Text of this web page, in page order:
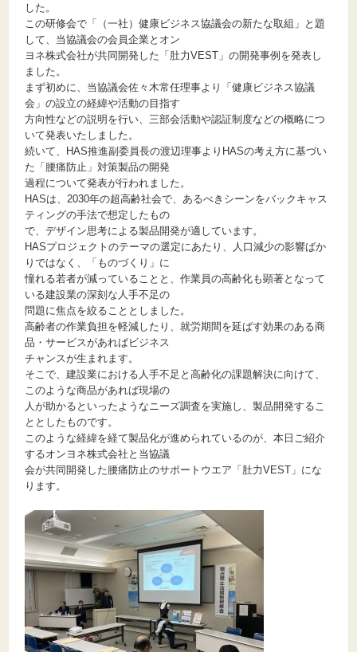
した。
この研修会で「（一社）健康ビジネス協議会の新たな取組」と題
して、当協議会の会員企業とオン
ヨネ株式会社が共同開発した「肚力VEST」の開発事例を発表し
ました。
まず初めに、当協議会佐々木常任理事より「健康ビジネス協議
会」の設立の経緯や活動の目指す
方向性などの説明を行い、三部会活動や認証制度などの概略につ
いて発表いたしました。
続いて、HAS推進副委員長の渡辺理事よりHASの考え方に基づい
た「腰痛防止」対策製品の開発
過程について発表が行われました。
HASは、2030年の超高齢社会で、あるべきシーンをバックキャス
ティングの手法で想定したもの
で、デザイン思考による製品開発が適しています。
HASプロジェクトのテーマの選定にあたり、人口減少の影響ばか
りではなく、「ものづくり」に
憧れる若者が減っていることと、作業員の高齢化も顕著となって
いる建設業の深刻な人手不足の
問題に焦点を絞ることとしました。
高齢者の作業負担を軽減したり、就労期間を延ばす効果のある商
品・サービスがあればビジネス
チャンスが生まれます。
そこで、建設業における人手不足と高齢化の課題解決に向けて、
このような商品があれば現場の
人が助かるといったようなニーズ調査を実施し、製品開発するこ
ととしたものです。
このような経緯を経て製品化が進められているのが、本日ご紹介
するオンヨネ株式会社と当協議
会が共同開発した腰痛防止のサポートウエア「肚力VEST」にな
ります。